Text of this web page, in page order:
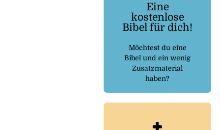
Eine
kostenlose
Bibel für dich!
Möchtest du eine
Bibel und ein wenig
Zusatzmaterial
haben?
Dann folge
dem Link:
Kostenlosebibel.de
finden!